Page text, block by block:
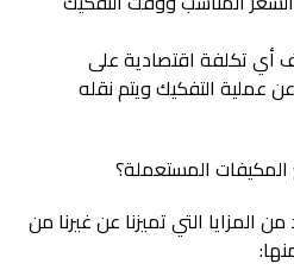
أي تكلفة اقتصادية على
عملية التفكيك ويتم نقله
المكيفات المستعملة؟
المزايا التي تميزنا عن غيرنا من